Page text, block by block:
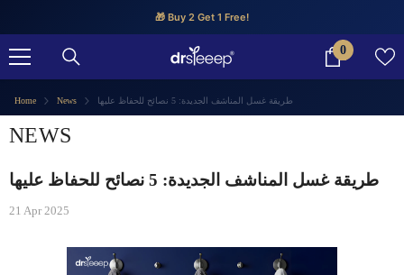
🎁 Buy 2 Get 1 Free!
0
0
Home News طريقة غسل المناشف الجديدة: 5 نصائح للحفاظ عليها
NEWS
طريقة غسل المناشف الجديدة: 5 نصائح للحفاظ عليها
21 Apr 2025